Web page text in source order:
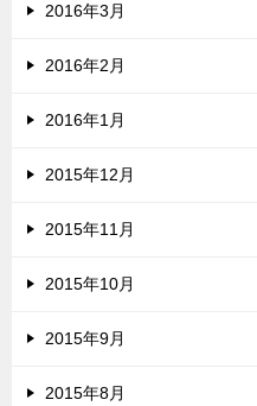
2016年3月
2016年2月
2016年1月
2015年12月
2015年11月
2015年10月
2015年9月
2015年8月